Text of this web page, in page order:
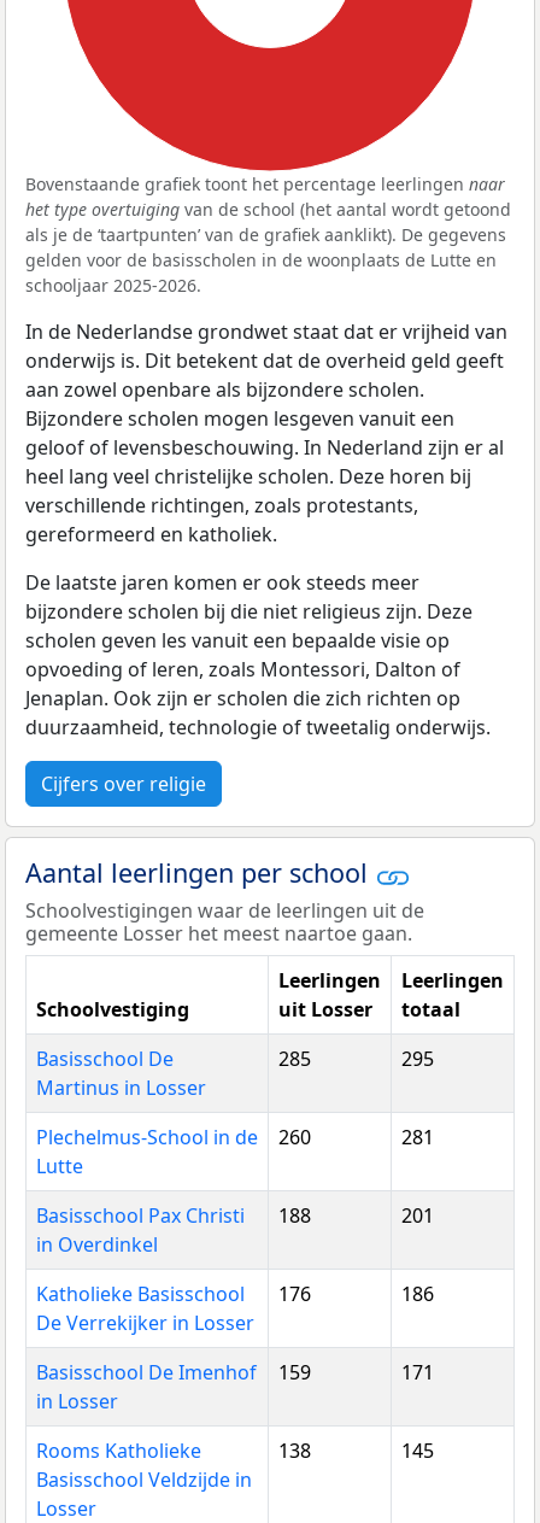
Bovenstaande grafiek toont het percentage leerlingen naar
het type overtuiging van de school (het aantal wordt getoond
als je de ‘taartpunten’ van de grafiek aanklikt). De gegevens
gelden voor de basisscholen in de woonplaats de Lutte en
schooljaar 2025-2026.
In de Nederlandse grondwet staat dat er vrijheid van
onderwijs is. Dit betekent dat de overheid geld geeft
aan zowel openbare als bijzondere scholen.
Bijzondere scholen mogen lesgeven vanuit een
geloof of levensbeschouwing. In Nederland zijn er al
heel lang veel christelijke scholen. Deze horen bij
verschillende richtingen, zoals protestants,
gereformeerd en katholiek.
De laatste jaren komen er ook steeds meer
bijzondere scholen bij die niet religieus zijn. Deze
scholen geven les vanuit een bepaalde visie op
opvoeding of leren, zoals Montessori, Dalton of
Jenaplan. Ook zijn er scholen die zich richten op
duurzaamheid, technologie of tweetalig onderwijs.
Cijfers over religie
Aantal leerlingen per school
Schoolvestigingen waar de leerlingen uit de
gemeente Losser het meest naartoe gaan.
Schoolvestiging
Leerlingen
uit Losser
Leerlingen
totaal
Basisschool De
Martinus in Losser
285 295
Plechelmus-School in de
Lutte
260 281
Basisschool Pax Christi
in Overdinkel
188 201
Katholieke Basisschool
De Verrekijker in Losser
176 186
Basisschool De Imenhof
in Losser
159 171
Rooms Katholieke
Basisschool Veldzijde in
Losser
138 145